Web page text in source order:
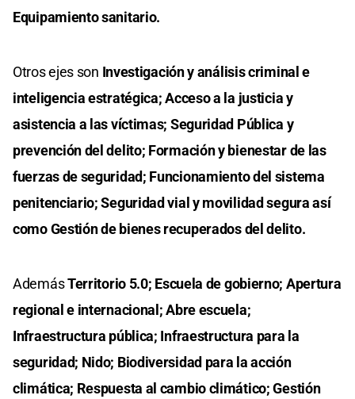
Equipamiento sanitario.
Otros ejes son Investigación y análisis criminal e
inteligencia estratégica; Acceso a la justicia y
asistencia a las víctimas; Seguridad Pública y
prevención del delito; Formación y bienestar de las
fuerzas de seguridad; Funcionamiento del sistema
penitenciario; Seguridad vial y movilidad segura así
como Gestión de bienes recuperados del delito.
AdemásTerritorio 5.0; Escuela de gobierno; Apertura
regional e internacional; Abre escuela;
Infraestructura pública; Infraestructura para la
seguridad; Nido; Biodiversidad para la acción
climática; Respuesta al cambio climático; Gestión